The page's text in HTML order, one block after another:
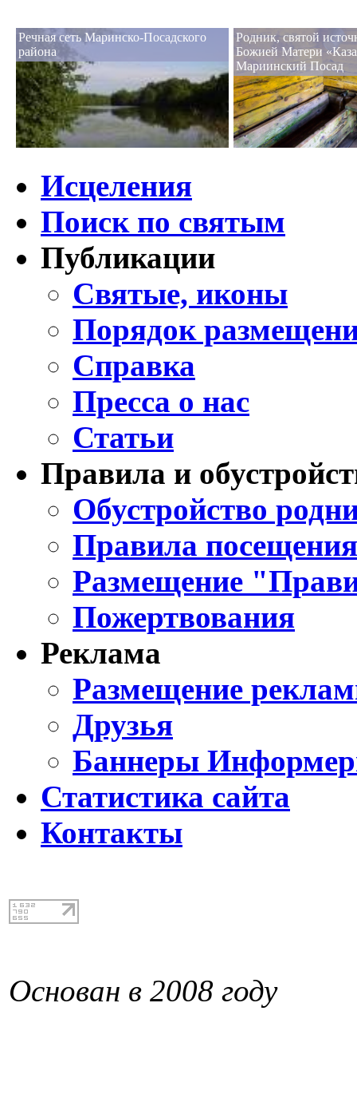
Речная сеть Маринско-Посадского
района
Родник, святой
Божией Матери
Мариинский Посад
Исцеления
Поиск по святым
Публикации
Святые, иконы
Порядок
Справка
Пресса о нас
Статьи
Правила и
Обустройство
Правила
Размещение
Пожертвования
Реклама
Размещение
Друзья
Баннеры
Статистика сайта
Контакты
Основан в 2008 году